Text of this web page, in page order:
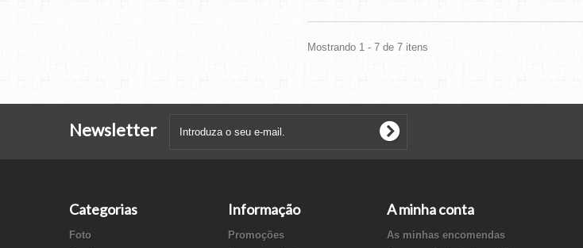
Mostrando 1 - 7 de 7 itens
Newsletter
Categorias
Foto
Informação
Promoções
A minha conta
As minhas encomendas